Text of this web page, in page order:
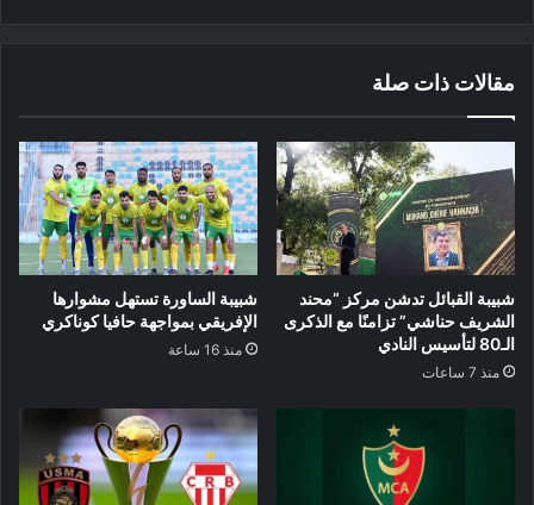
مقالات ذات صلة
شبيبة القبائل تدشن مركز “محند
الشريف حناشي” تزامنًا مع الذكرى
الـ80 لتأسيس النادي
منذ 7 ساعات
شبيبة الساورة تستهل مشوارها
الإفريقي بمواجهة حافيا كوناكري
منذ 16 ساعة